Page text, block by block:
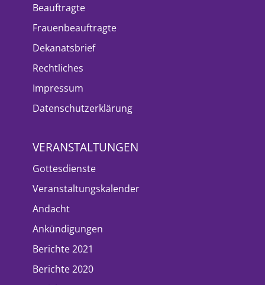
Beauftragte
Frauenbeauftragte
Dekanatsbrief
Rechtliches
Impressum
Datenschutzerklärung
VERANSTALTUNGEN
Gottesdienste
Veranstaltungskalender
Andacht
Ankündigungen
Berichte 2021
Berichte 2020